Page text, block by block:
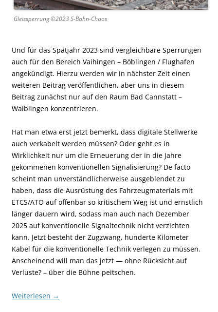
Gleissperrung ©2023 S-Bahn-Chaos
Und für das Spätjahr 2023 sind vergleichbare Sperrungen
auch für den Bereich Vaihingen – Böblingen / Flughafen
angekündigt. Hierzu werden wir in nächster Zeit einen
weiteren Beitrag veröffentlichen, aber uns in diesem
Beitrag zunächst nur auf den Raum Bad Cannstatt –
Waiblingen konzentrieren.
Hat man etwa erst jetzt bemerkt, dass digitale Stellwerke
auch verkabelt werden müssen? Oder geht es in
Wirklichkeit nur um die Erneuerung der in die Jahre
gekommenen konventionellen Signalisierung? De facto
scheint man unverständlicherweise ausgeblendet zu
haben, dass die Ausrüstung des Fahrzeugmaterials mit
ETCS/ATO auf offenbar so kritischem Weg ist und ernstlich
länger dauern wird, sodass man auch nach Dezember
2025 auf konventionelle Signaltechnik nicht verzichten
kann. Jetzt besteht der Zugzwang, hunderte Kilometer
Kabel für die konventionelle Technik verlegen zu müssen.
Anscheinend will man das jetzt — ohne Rücksicht auf
Verluste? – über die Bühne peitschen.
Weiterlesen →